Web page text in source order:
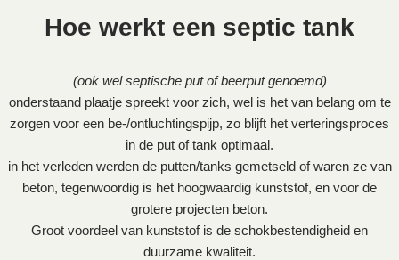
Hoe werkt een septic tank
(ook wel septische put of beerput genoemd)
onderstaand plaatje spreekt voor zich, wel is het van belang om te
zorgen voor een be-/ontluchtingspijp, zo blijft het verteringsproces
in de put of tank optimaal.
in het verleden werden de putten/tanks gemetseld of waren ze van
beton, tegenwoordig is het hoogwaardig kunststof, en voor de
grotere projecten beton.
Groot voordeel van kunststof is de schokbestendigheid en
duurzame kwaliteit.